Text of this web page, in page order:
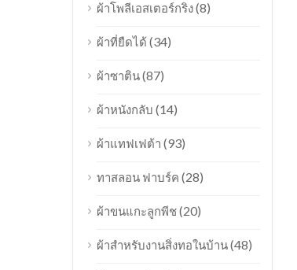
ผ้าโพลีเอสเตอร์กริง(8)
ผ้าที่ยืดได้(34)
ผ้าซาติน(87)
ผ้าหนังกลับ (14)
ผ้าแทฟเฟต้า (93)
ทาสลอน ฟาบร์ค (28)
ผ้าขนแกะลูกพีช(20)
ผ้าสำหรับงานสิ่งทอในบ้าน(48)